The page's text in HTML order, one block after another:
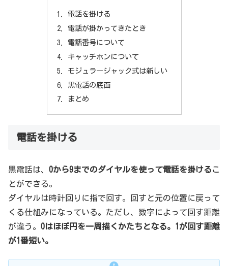
電話を掛ける
電話が掛かってきたとき
電話番号について
キャッチホンについて
モジュラージャック式は新しい
黒電話の底面
まとめ
電話を掛ける
黒電話は、 0から9までのダイヤルを使って電話を掛けるこ
とができる。
ダイヤルは時計回りに指で回す。回すと元の位置に戻って
くる仕組みになっている。ただし、数字によって回す距離
が違う。 0はほぼ円を一周描くかたちとなる。1が回す距離
が1番短い。